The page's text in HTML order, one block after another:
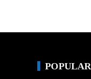
POPULAR